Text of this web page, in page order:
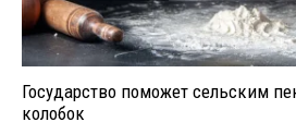
Государство поможет сельским
колобок